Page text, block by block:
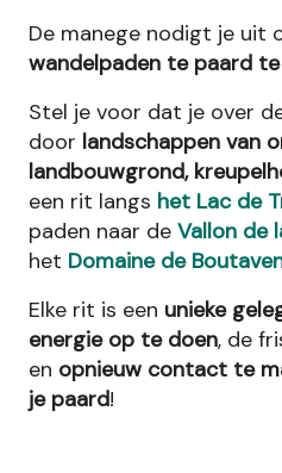
De manege nodigt je uit
wandelpaden te paard
Stel je voor dat je over
door landschappen van
landbouwgrond,
een rit langs het Lac de
paden naar de Vallon de
het Domaine de
Elke rit is een unieke
energie op te doen, de
en opnieuw contact te
je paard!